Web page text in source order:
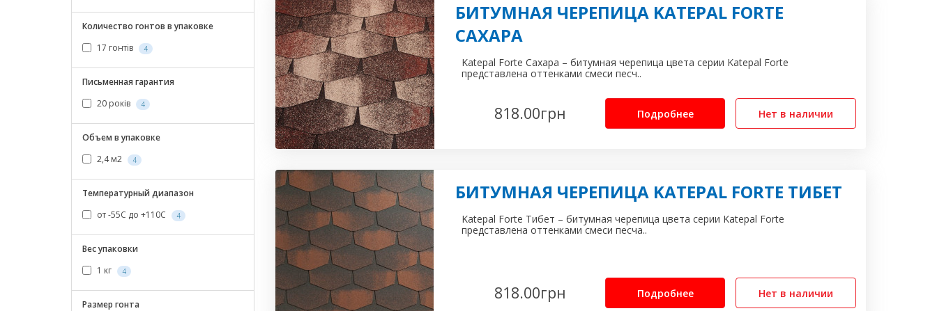
Количество гонтов в упаковке
17 гонтів
4
Письменная гарантия
20 років
4
Объем в упаковке
2,4 м2
4
Температурный диапазон
от -55С до +110С
4
Вес упаковки
1 кг
4
Размер гонта
БИТУМНАЯ ЧЕРЕПИЦА KATEPAL FORTE
САХАРА
Katepal Forte Сахара – битумная черепица цвета серии Katepal Forte
представлена оттенками смеси песч..
818.00грн Подробнее Нет в наличии
БИТУМНАЯ ЧЕРЕПИЦА KATEPAL FORTE ТИБЕТ
Katepal Forte Тибет – битумная черепица цвета серии Katepal Forte
представлена оттенками смеси песча..
818.00грн Подробнее Нет в наличии